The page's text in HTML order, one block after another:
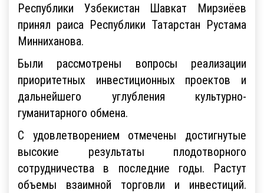
Республики Узбекистан Шавкат Мирзиёев
принял раиса Республики Татарстан Рустама
Минниханова.
Были рассмотрены вопросы реализации
приоритетных инвестиционных проектов и
дальнейшего углубления культурно-
гуманитарного обмена.
С удовлетворением отмечены достигнутые
высокие результаты плодотворного
сотрудничества в последние годы. Растут
объемы взаимной торговли и инвестиций.